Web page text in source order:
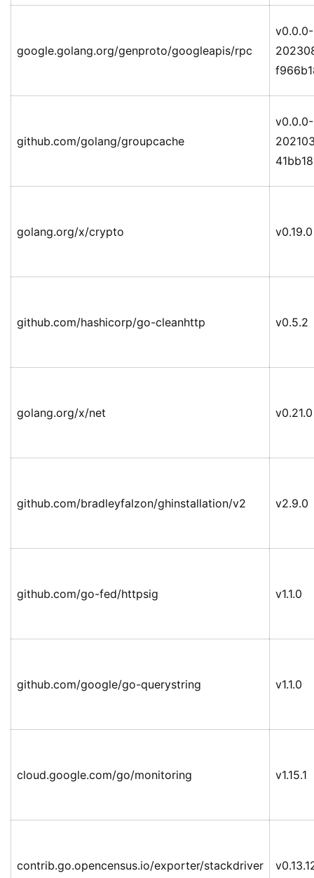
google.golang.org/genproto/googleapis/rpc
v0.0.0-
github.com/golang/groupcache
v0.0.0-
golang.org/x/crypto v0.19.0
github.com/hashicorp/go-cleanhttp v0.5.2
golang.org/x/net v0.21.0
github.com/bradleyfalzon/ghinstallation/v2 v2.9.0
github.com/go-fed/httpsig v1.1.0
github.com/google/go-querystring v1.1.0
cloud.google.com/go/monitoring v1.15.1
contrib.go.opencensus.io/exporter/stackdriver